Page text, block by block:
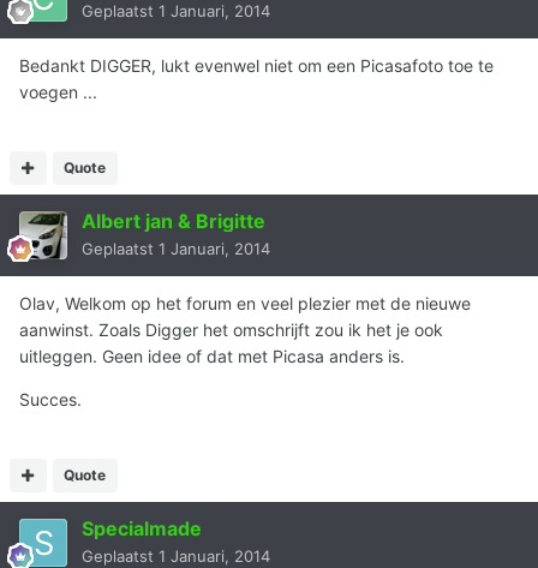
Geplaatst 1 Januari, 2014
Bedankt DIGGER, lukt evenwel niet om een Picasafoto toe te
voegen ...
Quote
Albert jan & Brigitte
Geplaatst 1 Januari, 2014
Olav, Welkom op het forum en veel plezier met de nieuwe
aanwinst. Zoals Digger het omschrijft zou ik het je ook
uitleggen. Geen idee of dat met Picasa anders is.
Succes.
Quote
Specialmade
Geplaatst 1 Januari, 2014